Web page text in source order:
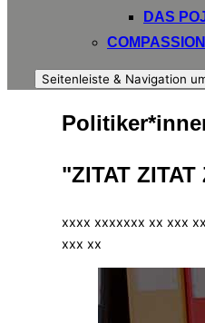
DAS
COMPASSION
Seitenleiste & Navigation
"ZITAT ZITAT
xxxx xxxxxxx xx xxx
xxx xx